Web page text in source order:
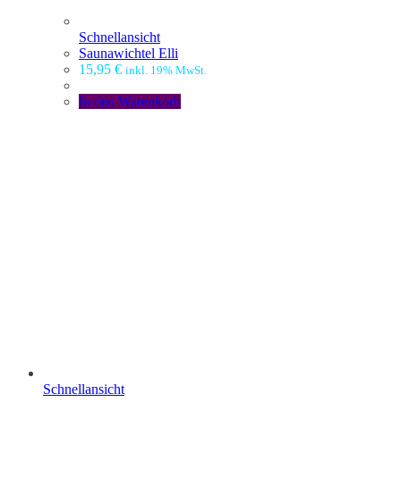
Schnellansicht
Saunawichtel Elli
15,95 € inkl. 19% MwSt.
In den Warenkorb
Schnellansicht